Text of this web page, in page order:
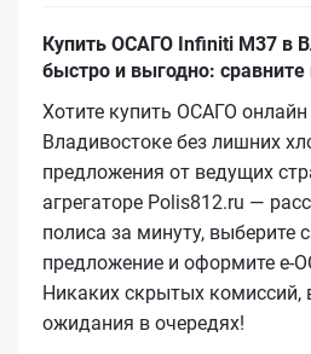
Купить ОСАГО Infiniti M37 в
быстро и выгодно:
Хотите купить ОСАГО
Владивостоке без лишних
предложения от ведущих
агрегаторе Polis812.ru —
полиса за минуту, выберите
предложение и оформите
Никаких скрытых комиссий,
ожидания в очередях!